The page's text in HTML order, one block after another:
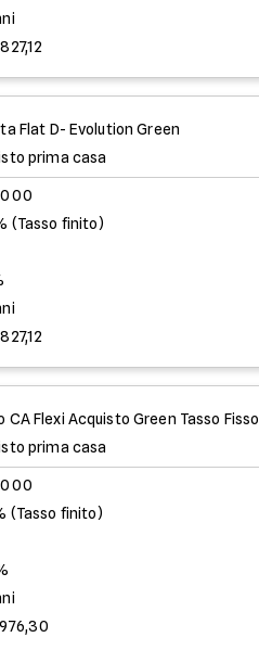
Flat D- Evolution Green
prima casa
(Tasso finito)
CA Flexi Acquisto Green Tasso Fisso
prima casa
(Tasso finito)